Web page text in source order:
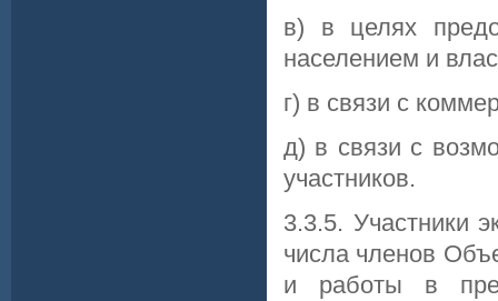
в) в целях
населением и
г) в связи с
д) в связи с
участников.
3.3.5. Участники
числа членов
и работы в